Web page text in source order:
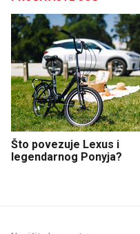
Što povezuje Lexus i
legendarnog Ponyja?